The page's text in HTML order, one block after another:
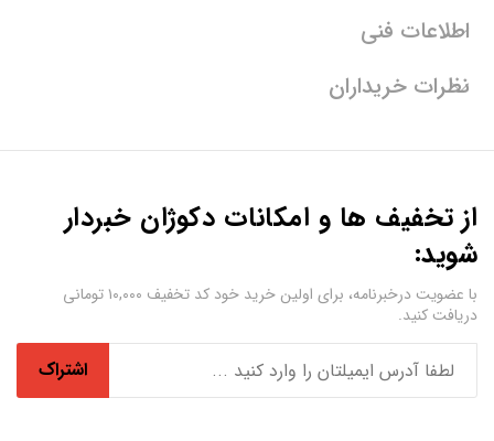
اطلاعات فنی
نظرات خریداران
از تخفیف ها و امکانات دکوژان خبردار
شوید:
با عضویت درخبرنامه، برای اولین خرید خود کد تخفیف ۱۰,۰۰۰ تومانی
دریافت کنید.
اشتراک